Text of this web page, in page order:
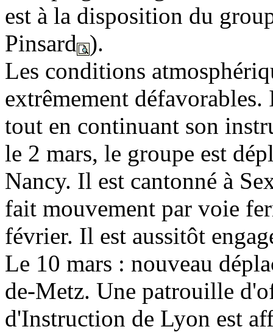
est à la disposition du
Pinsard ).
Les conditions
extrêmement
tout en continuant son
le 2 mars, le groupe est
Nancy. Il est cantonné à
fait mouvement par voie
février. Il est aussitôt
Le 10 mars : nouveau
de-Metz. Une patrouille
d'Instruction de Lyon est